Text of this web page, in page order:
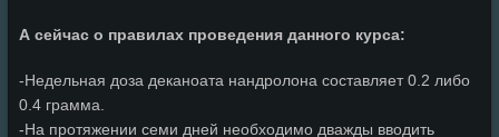
А сейчас о правилах проведения данного курса:
-Недельная доза деканоата нандролона составляет 0.2 либо
0.4 грамма.
-На протяжении семи дней необходимо дважды вводить